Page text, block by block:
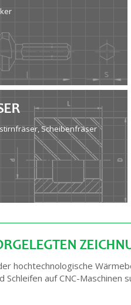
Scheibenfräser
hochtechnologische
auf CNC-Maschinen